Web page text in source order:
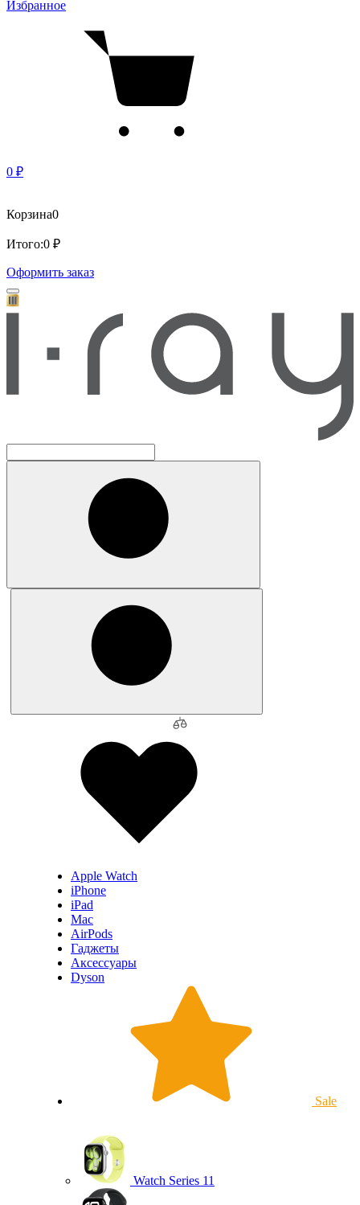
Избранное
0 ₽
Корзина0
Итого:0 ₽
Оформить заказ
Apple Watch
iPhone
iPad
Mac
AirPods
Гаджеты
Аксессуары
Dyson
Sale
Watch Series 11